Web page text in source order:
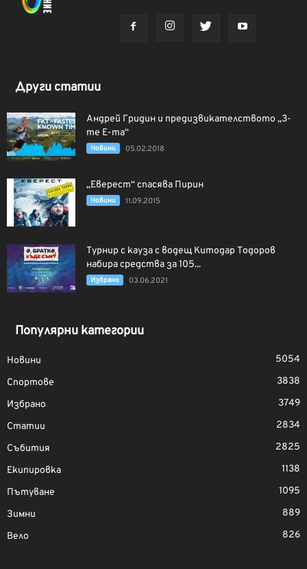
Други статии
Андрей Гридин и предизвикателството „3-
те Е-та“
Новини 05.02.2018
„Еверест“ спасява Пирин
Новини 11.09.2015
Турнир с кауза с водещ Китодар Тодоров
набира средства за 105...
Избрано 03.06.2021
Популярни категории
Новини
5054
Спортове
3838
Избрано
3749
Статии
2834
Събития
2825
Екипировка
1138
Пътуване
1095
Зимни
889
Вело
826